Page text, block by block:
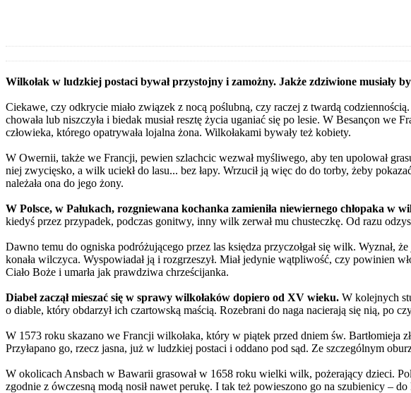
Wilkołak w ludzkiej postaci bywał przystojny i zamożny. Jakże zdziwione musiały
Ciekawe, czy odkrycie miało związek z nocą poślubną, czy raczej z twardą
chowała lub niszczyła i biedak musiał resztę życia uganiać się po lesie. W Besançon
człowieka, którego opatrywała lojalna żona. Wilkołakami bywały też kobiety.
W Owernii, także we Francji, pewien szlachcic wezwał myśliwego, aby ten upolował
niej zwycięsko, a wilk uciekł do lasu... bez łapy. Wrzucił ją więc do do torby, żeby
należała ona do jego żony.
W Polsce, w Pałukach, rozgniewana kochanka zamieniła niewiernego chłopaka w
kiedyś przez przypadek, podczas gonitwy, inny wilk zerwał mu chusteczkę. Od razu
Dawno temu do ogniska podróżującego przez las księdza przyczołgał się wilk. Wyznał,
konała wilczyca. Wyspowiadał ją i rozgrzeszył. Miał jedynie wątpliwość, czy powinien
Ciało Boże i umarła jak prawdziwa chrześcijanka.
Diabeł zaczął mieszać się w sprawy wilkołaków dopiero od XV wieku. W kolejnych
o diable, który obdarzył ich czartowską maścią. Rozebrani do naga nacierają się nią, po
W 1573 roku skazano we Francji wilkołaka, który w piątek przed dniem św. Bartłomieja
Przyłapano go, rzecz jasna, już w ludzkiej postaci i oddano pod sąd. Ze szczególnym
W okolicach Ansbach w Bawarii grasował w 1658 roku wielki wilk, pożerający dzieci.
zgodnie z ówczesną modą nosił nawet perukę. I tak też powieszono go na szubienicy –